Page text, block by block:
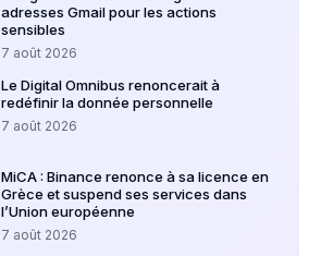
adresses Gmail pour les actions
sensibles
7 août 2026
Le Digital Omnibus renoncerait à
redéfinir la donnée personnelle
7 août 2026
MiCA : Binance renonce à sa licence en
Grèce et suspend ses services dans
l’Union européenne
7 août 2026